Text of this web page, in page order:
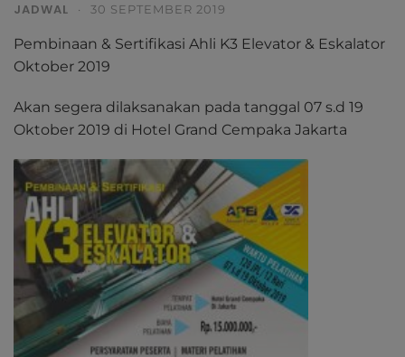
JADWAL · 30 SEPTEMBER 2019
Pembinaan & Sertifikasi Ahli K3 Elevator & Eskalator
Oktober 2019
Akan segera dilaksanakan pada tanggal 07 s.d 19
Oktober 2019 di Hotel Grand Cempaka Jakarta